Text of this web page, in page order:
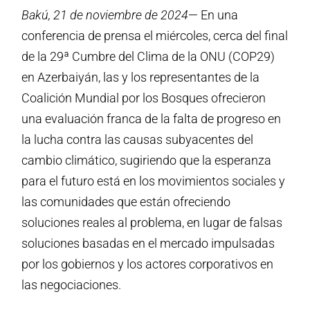
Bakú, 21 de noviembre de 2024— En una
conferencia de prensa el miércoles, cerca del final
de la 29ª Cumbre del Clima de la ONU (COP29)
en Azerbaiyán, las y los representantes de la
Coalición Mundial por los Bosques ofrecieron
una evaluación franca de la falta de progreso en
la lucha contra las causas subyacentes del
cambio climático, sugiriendo que la esperanza
para el futuro está en los movimientos sociales y
las comunidades que están ofreciendo
soluciones reales al problema, en lugar de falsas
soluciones basadas en el mercado impulsadas
por los gobiernos y los actores corporativos en
las negociaciones.